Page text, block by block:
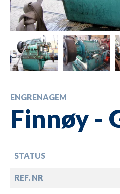
ENGRENAGEM
Finnøy -
STATUS
REF. NR